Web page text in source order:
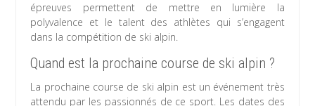
épreuves permettent de mettre en lumière la
polyvalence et le talent des athlètes qui s’engagent
dans la compétition de ski alpin.
Quand est la prochaine course de ski alpin ?
La prochaine course de ski alpin est un événement très
attendu par les passionnés de ce sport. Les dates des